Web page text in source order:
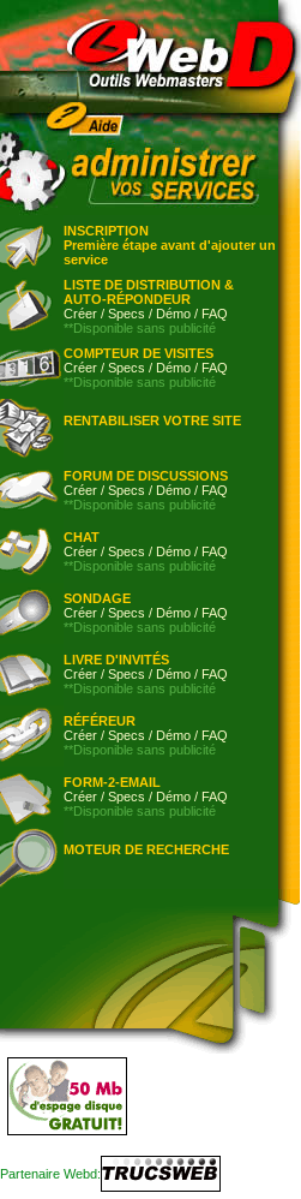
INSCRIPTION
Première étape avant d'ajouter un
service
LISTE DE DISTRIBUTION &
AUTO-RÉPONDEUR
Créer / Specs / Démo / FAQ
**Disponible sans publicité
COMPTEUR DE VISITES
Créer / Specs / Démo / FAQ
**Disponible sans publicité
RENTABILISER VOTRE SITE
FORUM DE DISCUSSIONS
Créer / Specs / Démo / FAQ
**Disponible sans publicité
CHAT
Créer / Specs / Démo / FAQ
**Disponible sans publicité
SONDAGE
Créer / Specs / Démo / FAQ
**Disponible sans publicité
LIVRE D'INVITÉS
Créer / Specs / Démo / FAQ
**Disponible sans publicité
RÉFÉREUR
Créer / Specs / Démo / FAQ
**Disponible sans publicité
FORM-2-EMAIL
Créer / Specs / Démo / FAQ
**Disponible sans publicité
MOTEUR DE RECHERCHE
Partenaire Webd: